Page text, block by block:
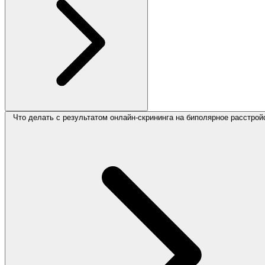
Что делать с результатом онлайн-скрининга на биполярное